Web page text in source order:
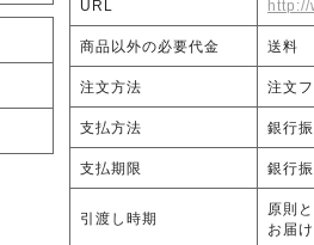
URL
商品以外の必要代金 送料
注文方法 注文
支払方法 銀行
支払期限 銀行
引渡し時期
原則
お届